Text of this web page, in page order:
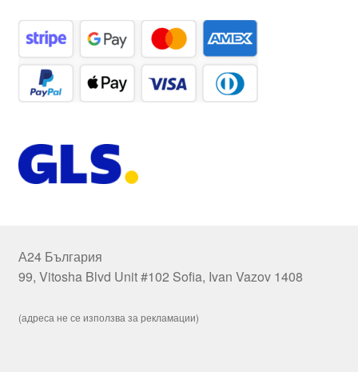
А24 България
99, Vitosha Blvd Unit #102 Sofia, Ivan Vazov 1408
(адреса не се използва за рекламации)